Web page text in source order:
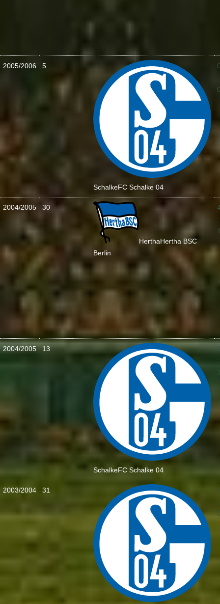
2005/2006 5
SchalkeFC Schalke 04
:
2004/2005 30
HerthaHertha BSC
Berlin
:
2004/2005 13
SchalkeFC Schalke 04
:
2003/2004 31
: